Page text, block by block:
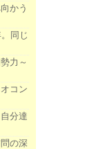
かう
同じ
力～
コン
分達
の深